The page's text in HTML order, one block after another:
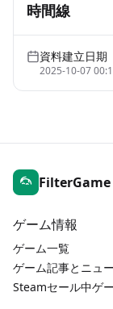
時間線
資料建立日期
2025-10-07
FilterGame
ゲーム情報
ゲーム一覧
ゲーム記事とニュ
Steamセール中ゲ